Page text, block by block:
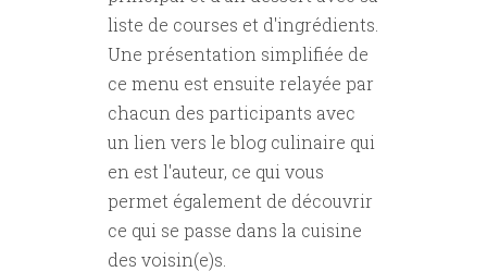
liste de courses et d'ingrédients.
Une présentation simplifiée de
ce menu est ensuite relayée par
chacun des participants avec
un lien vers le blog culinaire qui
en est l'auteur, ce qui vous
permet également de découvrir
ce qui se passe dans la cuisine
des voisin(e)s.